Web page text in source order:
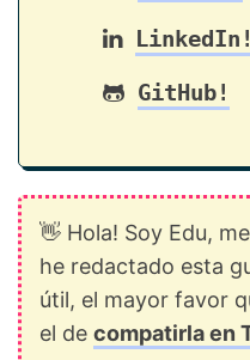
LinkedIn!
GitHub!
👋 Hola! Soy Edu,
he redactado esta
útil, el mayor favor
el de compatirla en